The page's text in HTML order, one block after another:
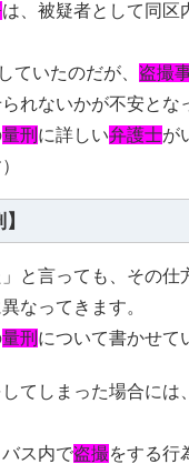
は、被疑者として同区
ていたのだが、 盗撮
れないかが不安とな
量刑 に詳しい弁護士が
」と言っても、その
なってきます。
量刑 について書かせて
てしまった場合に
バス内で盗撮をする行